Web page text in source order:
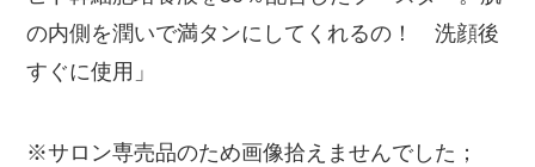
の内側を潤いで満タンにしてくれるの！ 洗顔後
すぐに使用」
※サロン専売品のため画像拾えませんでした；